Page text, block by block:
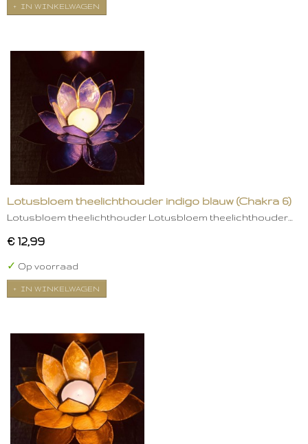
IN WINKELWAGEN
Lotusbloem theelichthouder indigo blauw (Chakra 6)
Lotusbloem theelichthouder Lotusbloem theelichthouder…
€ 12,99
✓ Op voorraad
IN WINKELWAGEN